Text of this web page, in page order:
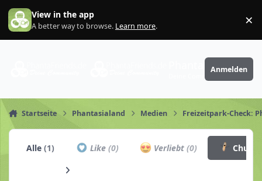
Zum Inhalt springen
View in the app
A better way to browse. Learn more. ×
PhantaFriends.de
Anmelden
Startseite Phantasialand Medien Freizeitpark-Check:
Alle(1) Like (0) Verliebt(0)